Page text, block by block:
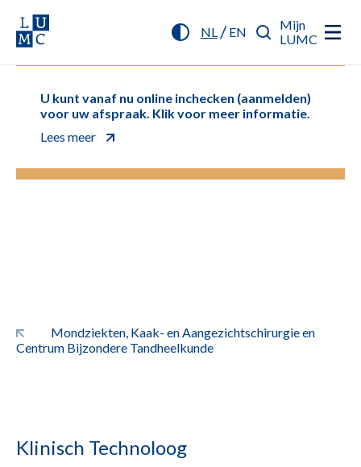
NL/ EN
Mijn
LUMC
U kunt vanaf nu online inchecken (aanmelden)
voor uw afspraak. Klik voor meer informatie.
Lees meer
Mondziekten, Kaak- en Aangezichtschirurgie en
Centrum Bijzondere Tandheelkunde
Klinisch Technoloog